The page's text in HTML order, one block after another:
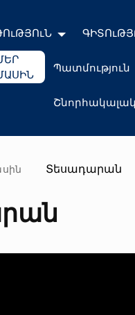
Պատմություն
Տեսադարան